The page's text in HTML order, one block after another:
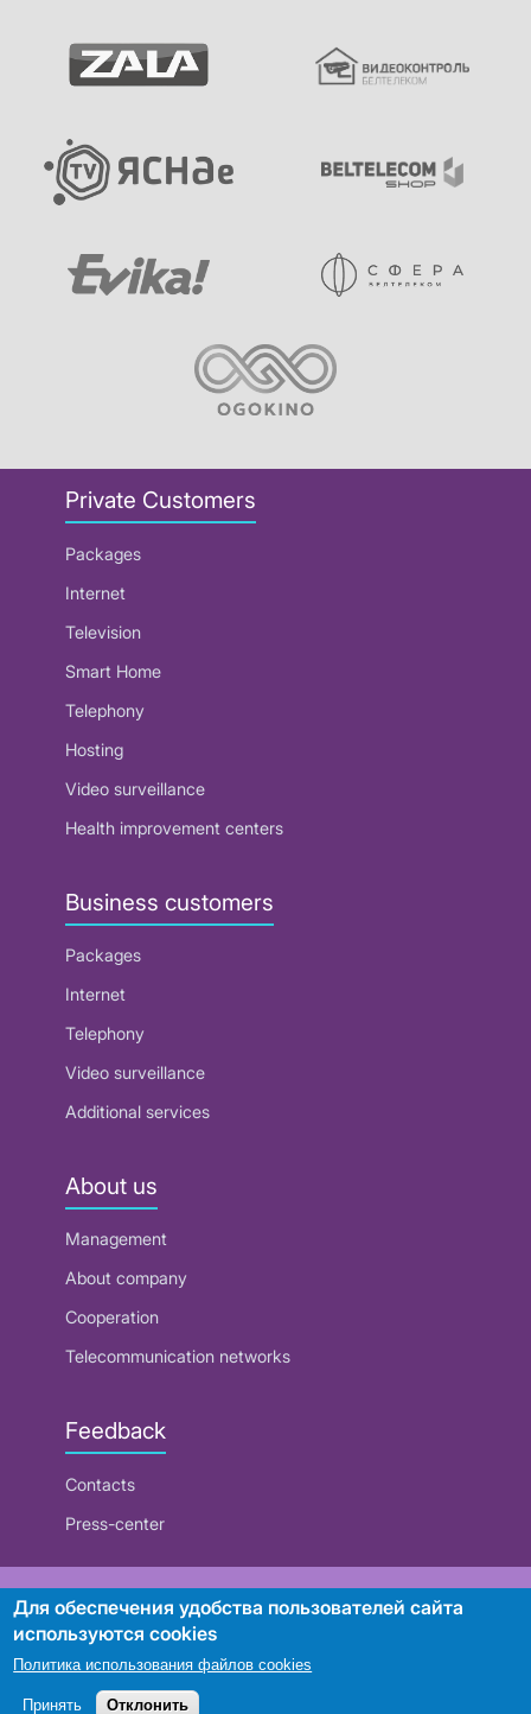
Private Customers
Packages
Internet
Television
Smart Home
Telephony
Hosting
Video surveillance
Health improvement centers
Business customers
Packages
Internet
Telephony
Video surveillance
Additional services
About us
Management
About company
Cooperation
Telecommunication networks
Feedback
Contacts
Press-center
RUE "Beltelecom"
Search
Для обеспечения удобства пользователей сайта
используются cookies
Политика использования файлов cookies
Принять Отклонить